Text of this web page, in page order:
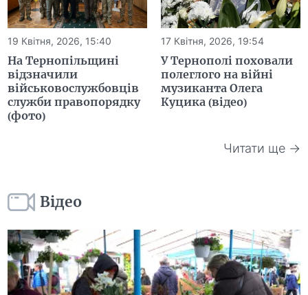
19 Квітня, 2026, 15:40
На Тернопільщині
відзначили
військовослужбовців
служби правопорядку
(фото)
17 Квітня, 2026, 19:54
У Тернополі поховали
полеглого на війні
музиканта Олега
Куцика (відео)
Читати ще →
Відео